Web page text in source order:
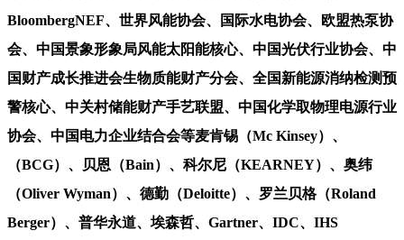
BloombergNEF、世界风能协会、国际水电协会、欧盟热泵协
会、中国景象形象局风能太阳能核心、中国光伏行业协会、中
国财产成长推进会生物质能财产分会、全国新能源消纳检测预
警核心、中关村储能财产手艺联盟、中国化学取物理电源行业
协会、中国电力企业结合会等麦肯锡（Mc Kinsey）、
（BCG）、贝恩（Bain）、科尔尼（KEARNEY）、奥纬
（Oliver Wyman）、德勤（Deloitte）、罗兰贝格（Roland
Berger）、普华永道、埃森哲、Gartner、IDC、IHS